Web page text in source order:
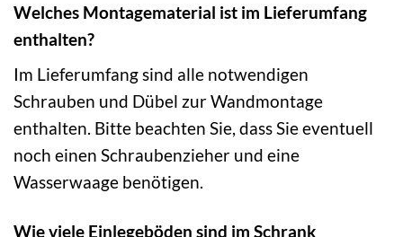
Welches Montagematerial ist im Lieferumfang
enthalten?
Im Lieferumfang sind alle notwendigen
Schrauben und Dübel zur Wandmontage
enthalten. Bitte beachten Sie, dass Sie eventuell
noch einen Schraubenzieher und eine
Wasserwaage benötigen.
Wie viele Einlegeböden sind im Schrank